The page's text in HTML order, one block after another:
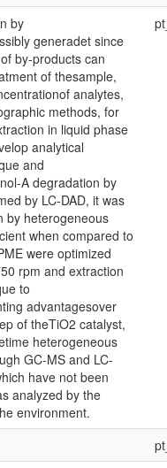
by
generadet since
by-products can
of thesample,
analytes,
methods, for
in liquid phase
analytical
and
A degradation by
by LC-DAD, it was
by heterogeneous
when compared to
were optimized
rpm and extraction
to
advantagesover
of theTiO2 catalyst,
heterogeneous
GC-MS and LC-
have not been
analyzed by the
environment.